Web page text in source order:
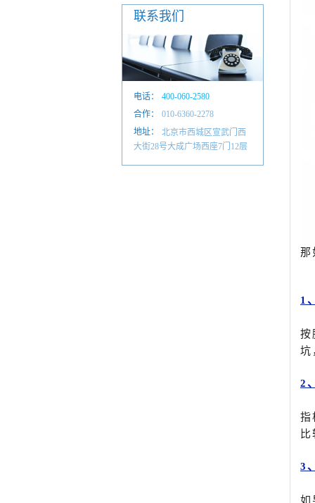
联系我们
电话：
400-060-2580
010-6601 4884
合作：
010-6360-2278
地址：
北京市西城区宣武门西
大街28号大成广场西座7门12层
那
1
按
坑
2
指
3
如